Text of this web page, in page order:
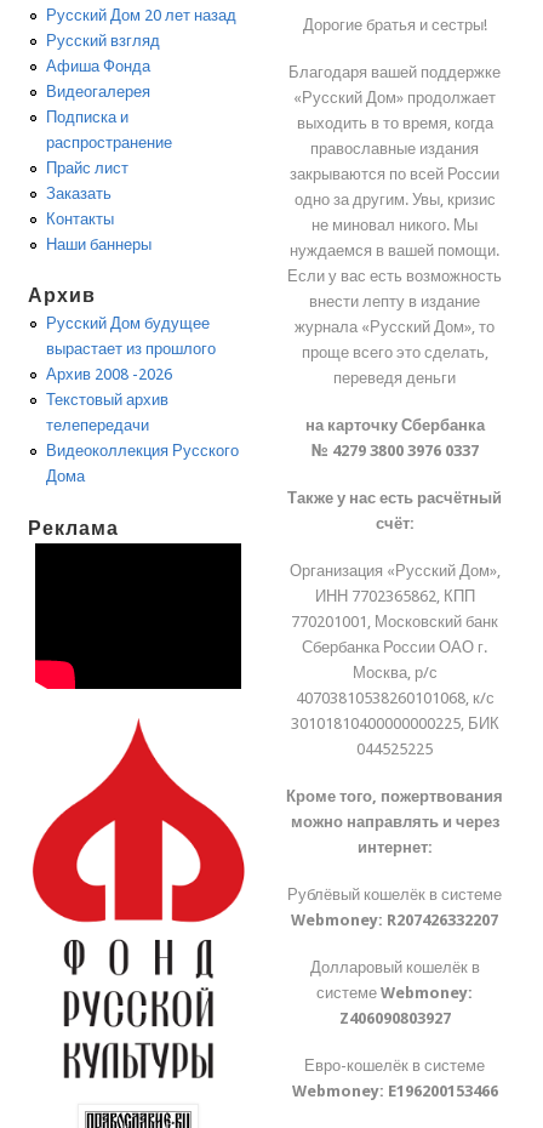
Русский Дом 20 лет назад
Русский взгляд
Афиша Фонда
Видеогалерея
Подписка и
распространение
Прайс лист
Заказать
Контакты
Наши баннеры
Архив
Русский Дом будущее
вырастает из прошлого
Архив 2008 -2026
Текстовый архив
телепередачи
Видеоколлекция Русского
Дома
Реклама
Дорогие братья и сестры!
Благодаря вашей поддержке
«Русский Дом» продолжает
выходить в то время, когда
православные издания
закрываются по всей России
одно за другим. Увы, кризис
не миновал никого. Мы
нуждаемся в вашей помощи.
Если у вас есть возможность
внести лепту в издание
журнала «Русский Дом», то
проще всего это сделать,
переведя деньги
на карточку Сбербанка
№ 4279 3800 3976 0337
Также у нас есть расчётный
счёт:
Организация «Русский Дом»,
ИНН 7702365862, КПП
770201001, Московский банк
Сбербанка России ОАО г.
Москва, р/с
40703810538260101068, к/с
30101810400000000225, БИК
044525225
Кроме того, пожертвования
можно направлять и через
интернет:
Рублёвый кошелёк в системе
Webmoney: R207426332207
Долларовый кошелёк в
системеWebmoney:
Z406090803927
Евро-кошелёк в системе
Webmoney: E196200153466